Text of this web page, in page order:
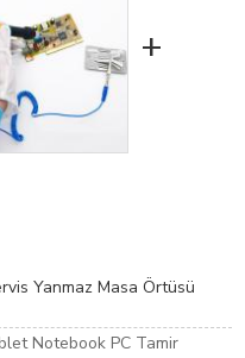
+
Yanmaz Masa Örtüsü
Notebook PC Tamir